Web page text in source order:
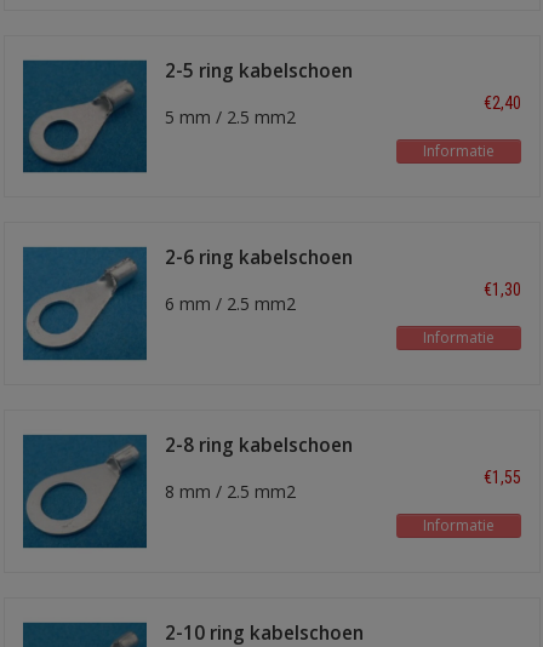
2-5 ring kabelschoen
5 mm / 2.5 mm2
€2,40
Informatie
2-6 ring kabelschoen
6 mm / 2.5 mm2
€1,30
Informatie
2-8 ring kabelschoen
8 mm / 2.5 mm2
€1,55
Informatie
2-10 ring kabelschoen